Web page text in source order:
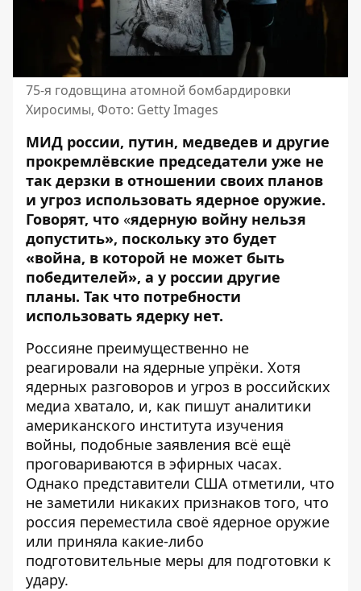
75-я годовщина атомной бомбардировки
Хиросимы, Фото: Getty Images
МИД россии, путин, медведев и другие
прокремлёвские председатели уже не
так дерзки в отношении своих планов
и угроз использовать ядерное оружие.
Говорят, что «ядерную войну нельзя
допустить», поскольку это будет
«война, в которой не может быть
победителей», а у россии другие
планы. Так что потребности
использовать ядерку нет.
Россияне преимущественно не
реагировали на ядерные упрёки. Хотя
ядерных разговоров и угроз в российских
медиа хватало, и, как пишут аналитики
американского института изучения
войны, подобные заявления всё ещё
проговариваются в эфирных часах.
Однако представители США отметили, что
не заметили никаких признаков того, что
россия переместила своё ядерное оружие
или приняла какие-либо
подготовительные меры для подготовки к
удару.